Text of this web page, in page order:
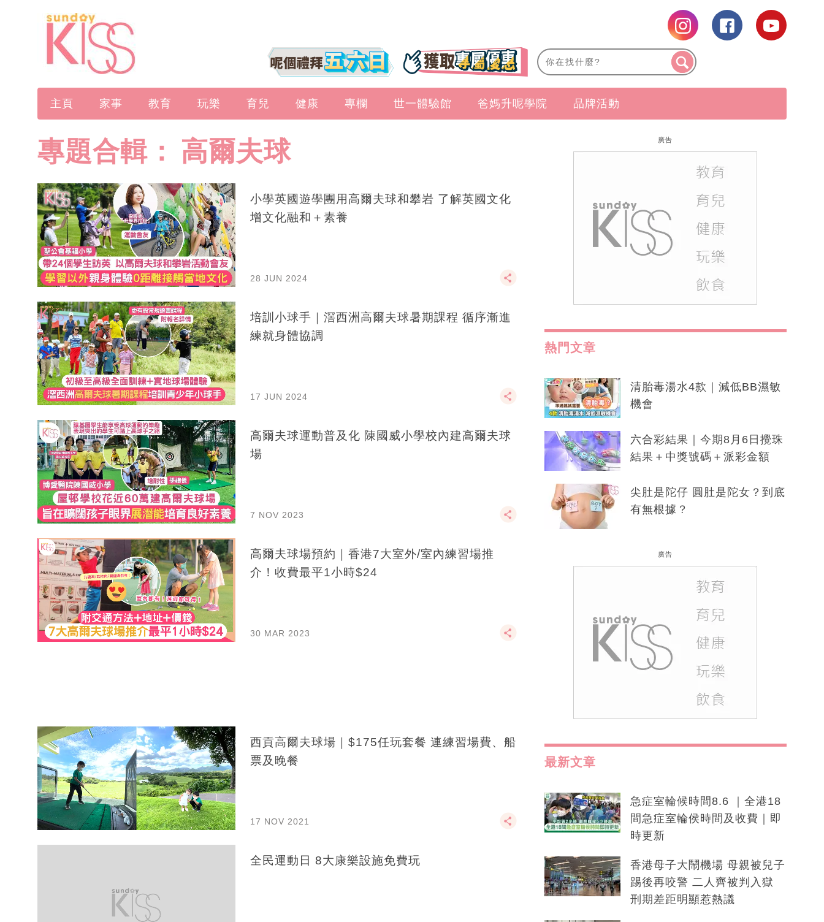
主頁 家事 教育 玩樂 育兒 健康 專欄 世一體驗館 爸媽升呢學院 品牌活動
專題合輯： 高爾夫球
小學英國遊學團用高爾夫球和攀岩 了解英國文化
增文化融和＋素養
28 JUN 2024
培訓小球手｜滘西洲高爾夫球暑期課程 循序漸進
練就身體協調
17 JUN 2024
高爾夫球運動普及化 陳國威小學校內建高爾夫球
場
7 NOV 2023
高爾夫球場預約｜香港7大室外/室內練習場推
介！收費最平1小時$24
30 MAR 2023
西貢高爾夫球場｜$175任玩套餐 連練習場費、船
票及晚餐
17 NOV 2021
全民運動日 8大康樂設施免費玩
廣告
熱門文章
清胎毒湯水4款｜減低BB濕敏
機會
六合彩結果｜今期8月6日攪珠
結果＋中獎號碼＋派彩金額
尖肚是陀仔 圓肚是陀女？到底
有無根據？
廣告
最新文章
急症室輪候時間8.6 ｜全港18
間急症室輪侯時間及收費｜即
時更新
香港母子大鬧機場 母親被兒子
踢後再咬警 二人齊被判入獄
刑期差距明顯惹熱議